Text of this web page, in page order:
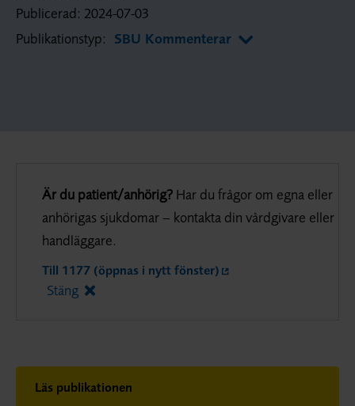
Publicerad: 2024-07-03
Publikationstyp: SBU Kommenterar
Är du patient/anhörig? Har du frågor om egna eller
anhörigas sjukdomar – kontakta din vårdgivare eller
handläggare.
Till 1177 (öppnas i nytt fönster)
Stäng
Läs publikationen